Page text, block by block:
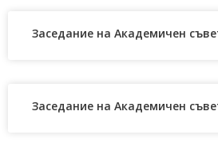
Заседание на Академичен
Заседание на Академичен